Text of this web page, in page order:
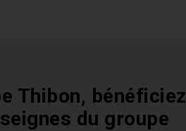
Thibon, bénéficiez
du groupe